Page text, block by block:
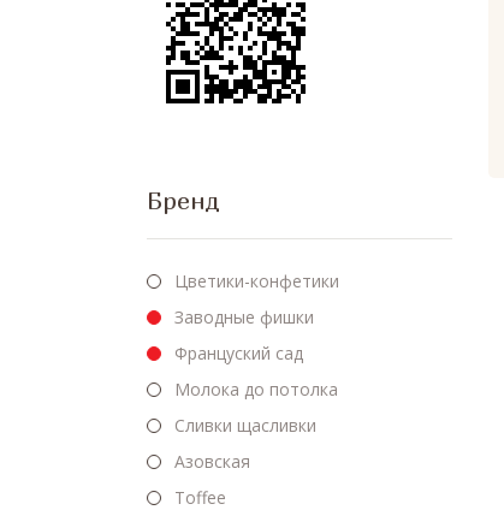
Бренд
Цветики-конфетики
Заводные фишки
Француский сад
Молока до потолка
Сливки щасливки
Азовская
Toffee